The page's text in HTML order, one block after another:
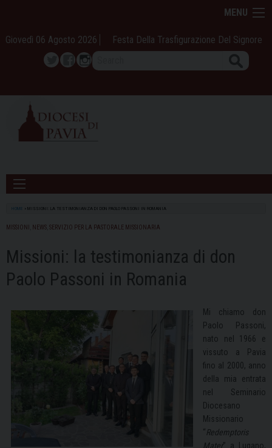
content
MENU
Giovedì 06 Agosto 2026 Festa Della Trasfigurazione Del Signore
TwitterFacebook
Instagram
HOME MISSIONI: LA TESTIMONIANZA DI DON PAOLO PASSONI IN ROMANIA
MISSIONI NEWS SERVIZIO PER LA PASTORALE MISSIONARIA
Missioni: la testimonianza di don
Paolo Passoni in Romania
Mi chiamo don
Paolo Passoni,
nato nel 1966 e
vissuto a Pavia
fino al 2000, anno
della mia entrata
nel Seminario
Diocesano
Missionario
“Redemptoris
Mater” a Lugano,